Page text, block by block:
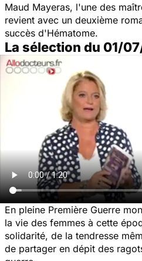
Maud Mayeras, l'une des
revient avec un deuxième
succès d'Hématome.
La sélection du 01/
En pleine Première Guerre
la vie des femmes à cette
solidarité, de la tendresse
de partager en dépit des